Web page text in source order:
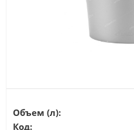
Объем (л):
Код: